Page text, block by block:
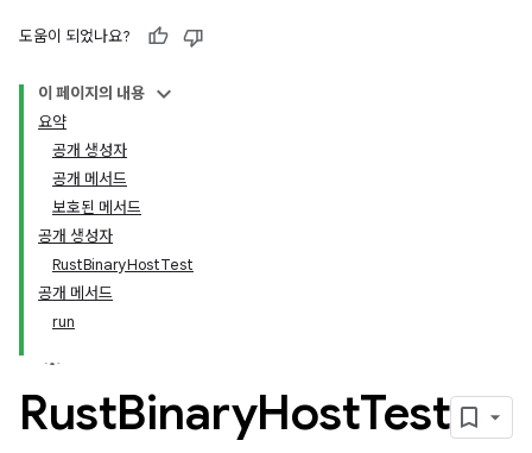
도움이 되었나요?
이 페이지의 내용
요약
공개 생성자
공개 메서드
보호된 메서드
공개 생성자
RustBinaryHostTest
공개 메서드
run
RustBinaryHostTest